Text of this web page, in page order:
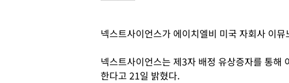
넥스트사이언스가 에이치엘비 미국 자회사 이
넥스트사이언스는 제3자 배정 유상증자를 통
한다고 21일 밝혔다.